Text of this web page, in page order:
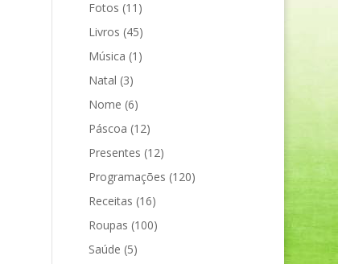
Fotos (11)
Livros (45)
Música (1)
Natal (3)
Nome (6)
Páscoa (12)
Presentes (12)
Programações (120)
Receitas (16)
Roupas (100)
Saúde (5)